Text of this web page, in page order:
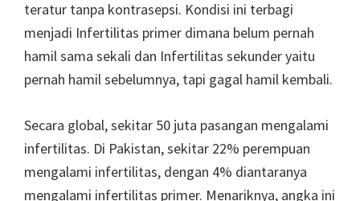
teratur tanpa kontrasepsi. Kondisi ini terbagi
menjadi Infertilitas primer dimana belum pernah
hamil sama sekali dan Infertilitas sekunder yaitu
pernah hamil sebelumnya, tapi gagal hamil kembali.
Secara global, sekitar 50 juta pasangan mengalami
infertilitas. Di Pakistan, sekitar 22% perempuan
mengalami infertilitas, dengan 4% diantaranya
mengalami infertilitas primer. Menariknya, angka ini